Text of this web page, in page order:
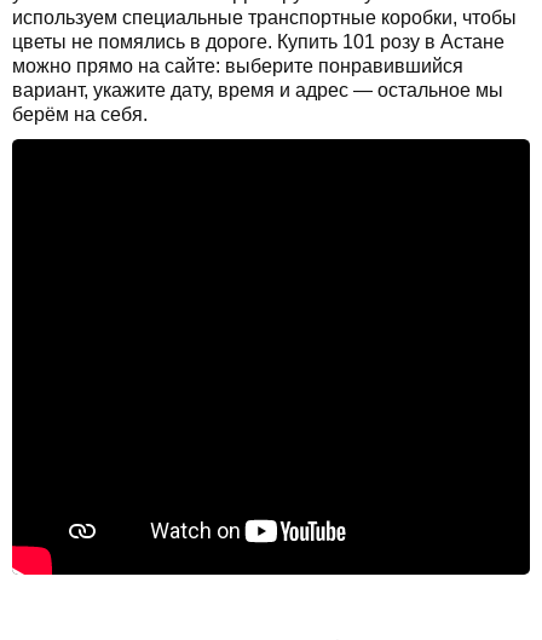
используем специальные транспортные коробки, чтобы
цветы не помялись в дороге. Купить 101 розу в Астане
можно прямо на сайте: выберите понравившийся
вариант, укажите дату, время и адрес — остальное мы
берём на себя.